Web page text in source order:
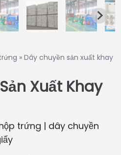
» Dây chuyền sản xuất khay
Xuất Khay
trứng | dây chuyền